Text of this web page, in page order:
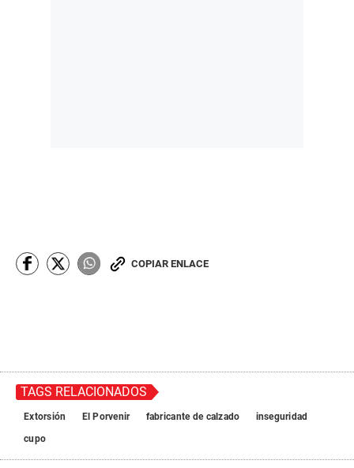
COPIAR ENLACE
TAGS RELACIONADOS
Extorsión El Porvenir fabricante de calzado
inseguridad
cupo